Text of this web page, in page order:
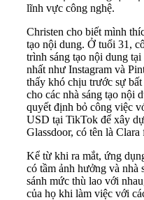
lĩnh vực công nghệ.
Christen cho biết mình
tạo nội dung. Ở tuổi 31,
trình sáng tạo nội dung
nhất như Instagram và
thấy khó chịu trước sự
cho các nhà sáng tạo nội
quyết định bỏ công việc
USD tại TikTok để xây
Glassdoor, có tên là Clara
Kể từ khi ra mắt, ứng
có tầm ảnh hưởng và nhà
sánh mức thù lao với
của họ khi làm việc với